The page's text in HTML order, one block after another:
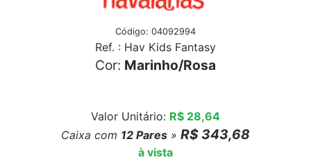
Código: 04092994
Ref. : Hav Kids Fantasy
Cor: Marinho/Rosa
Valor Unitário: R$ 28,64
Caixa com 12 Pares » R$ 343,68
à vista